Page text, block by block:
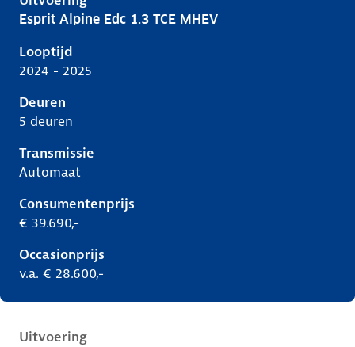
Renault Captur ii-1e-facelift, 1.3 tce mhev, 116 kW,
Esprit Alpine Edc 1.3 TCE MHEV
Looptijd
2024 - 2025
Deuren
5 deuren
Transmissie
Automaat
Consumentenprijs
€ 39.690,-
Occasionprijs
v.a. € 28.600,-
Uitvoering